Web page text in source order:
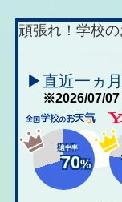
頑張れ！学校
▶直近一ヵ
※2026/07/07
適中率
70%